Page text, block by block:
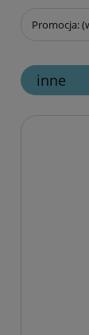
Promocja:
inne